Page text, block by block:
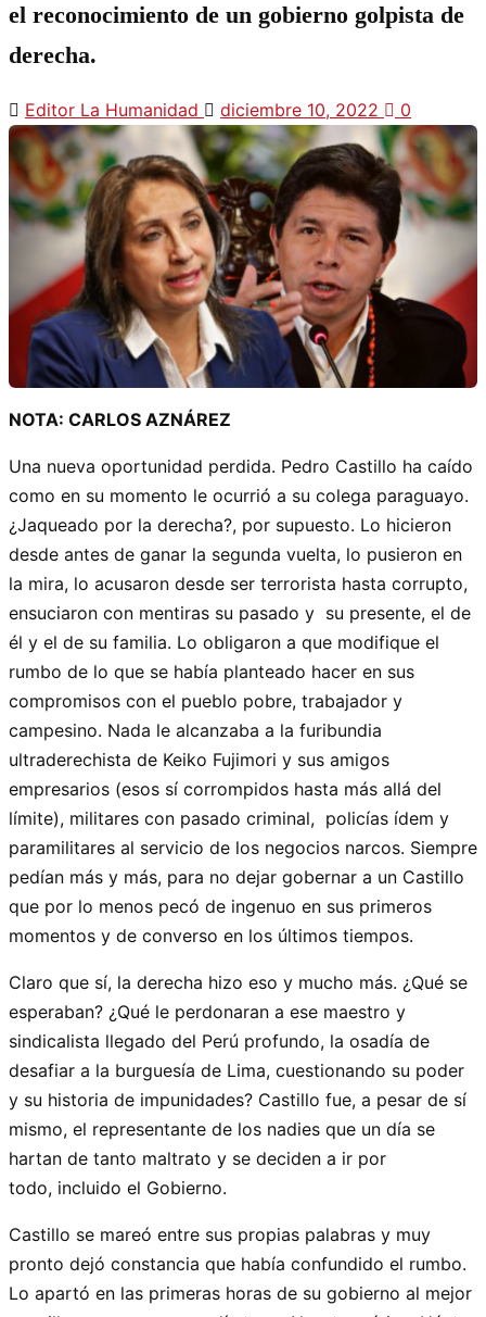
el reconocimiento de un gobierno golpista de
derecha.
Editor La Humanidad diciembre 10, 2022 0
NOTA: CARLOS AZNÁREZ
Una nueva oportunidad perdida. Pedro Castillo ha caído
como en su momento le ocurrió a su colega paraguayo.
¿Jaqueado por la derecha?, por supuesto. Lo hicieron
desde antes de ganar la segunda vuelta, lo pusieron en
la mira, lo acusaron desde ser terrorista hasta corrupto,
ensuciaron con mentiras su pasado y su presente, el de
él y el de su familia. Lo obligaron a que modifique el
rumbo de lo que se había planteado hacer en sus
compromisos con el pueblo pobre, trabajador y
campesino. Nada le alcanzaba a la furibundia
ultraderechista de Keiko Fujimori y sus amigos
empresarios (esos sí corrompidos hasta más allá del
límite), militares con pasado criminal, policías ídem y
paramilitares al servicio de los negocios narcos. Siempre
pedían más y más, para no dejar gobernar a un Castillo
que por lo menos pecó de ingenuo en sus primeros
momentos y de converso en los últimos tiempos.
Claro que sí, la derecha hizo eso y mucho más. ¿Qué se
esperaban? ¿Qué le perdonaran a ese maestro y
sindicalista llegado del Perú profundo, la osadía de
desafiar a la burguesía de Lima, cuestionando su poder
y su historia de impunidades? Castillo fue, a pesar de sí
mismo, el representante de los nadies que un día se
hartan de tanto maltrato y se deciden a ir por
todo, incluido el Gobierno.
Castillo se mareó entre sus propias palabras y muy
pronto dejó constancia que había confundido el rumbo.
Lo apartó en las primeras horas de su gobierno al mejor